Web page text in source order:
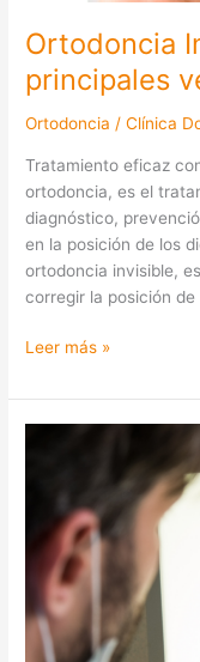
Ortodoncia
principales
Ortodoncia /Clínica
Tratamiento eficaz
ortodoncia, es el
diagnóstico,
en la posición de los
ortodoncia invisible,
corregir la posición
Leer más »
mejor
Clínica
dental
Coslada?